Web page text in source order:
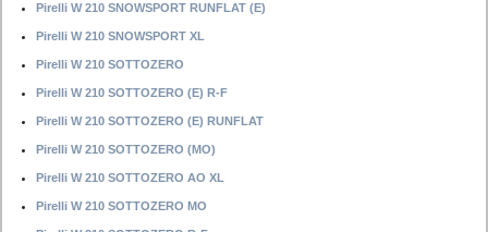
Pirelli W 210 SNOWSPORT RUNFLAT (E)
Pirelli W 210 SNOWSPORT XL
Pirelli W 210 SOTTOZERO
Pirelli W 210 SOTTOZERO (E) R-F
Pirelli W 210 SOTTOZERO (E) RUNFLAT
Pirelli W 210 SOTTOZERO (MO)
Pirelli W 210 SOTTOZERO AO XL
Pirelli W 210 SOTTOZERO MO